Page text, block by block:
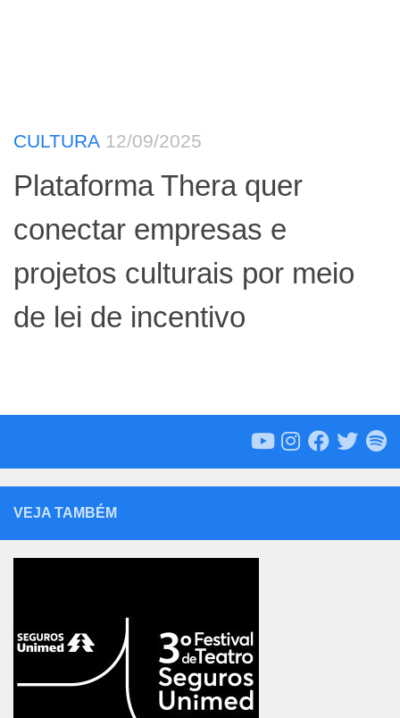
CULTURA 12/09/2025
Plataforma Thera quer
conectar empresas e
projetos culturais por meio
de lei de incentivo
VEJA TAMBÉM